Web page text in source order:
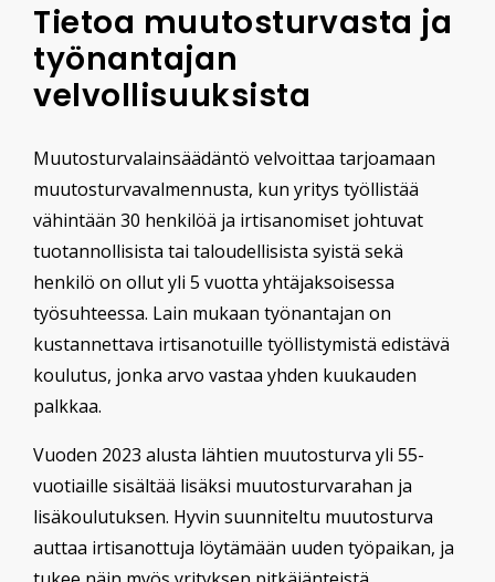
Tietoa muutosturvasta ja
työnantajan
velvollisuuksista
Muutosturvalainsäädäntö velvoittaa tarjoamaan
muutosturvavalmennusta, kun yritys työllistää
vähintään 30 henkilöä ja irtisanomiset johtuvat
tuotannollisista tai taloudellisista syistä sekä
henkilö on ollut yli 5 vuotta yhtäjaksoisessa
työsuhteessa. Lain mukaan työnantajan on
kustannettava irtisanotuille työllistymistä edistävä
koulutus, jonka arvo vastaa yhden kuukauden
palkkaa.
Vuoden 2023 alusta lähtien muutosturva yli 55-
vuotiaille sisältää lisäksi muutosturvarahan ja
lisäkoulutuksen. Hyvin suunniteltu muutosturva
auttaa irtisanottuja löytämään uuden työpaikan, ja